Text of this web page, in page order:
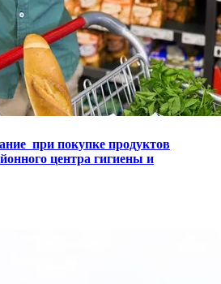
при покупке продуктов
центра гигиены и